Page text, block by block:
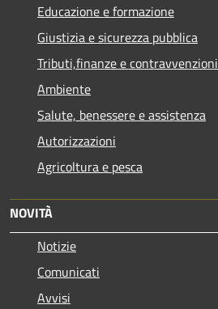
Educazione e formazione
Giustizia e sicurezza pubblica
Tributi,finanze e contravvenzioni
Ambiente
Salute, benessere e assistenza
Autorizzazioni
Agricoltura e pesca
NOVITÀ
Notizie
Comunicati
Avvisi